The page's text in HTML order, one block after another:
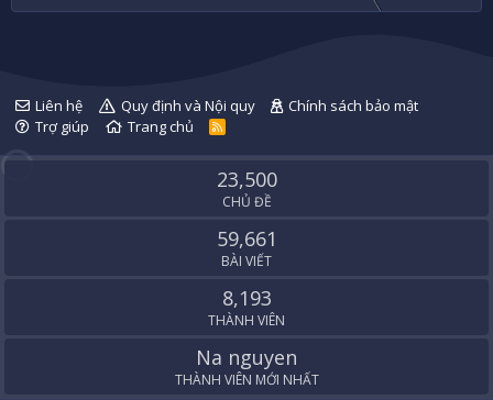
Liên hệ Quy định và Nội quy
Chính sách bảo mật
Trợ giúp
Trang chủ
R
S
23,500
CHỦ ĐỀ
59,661
BÀI VIẾT
8,193
THÀNH VIÊN
Na nguyen
THÀNH VIÊN MỚI NHẤT